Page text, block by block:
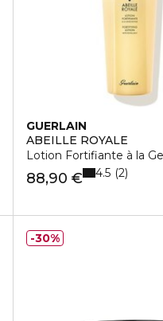
GUERLAIN
ABEILLE ROYALE
Lotion Fortifiante à la
88,90 € 4.5 2
30%